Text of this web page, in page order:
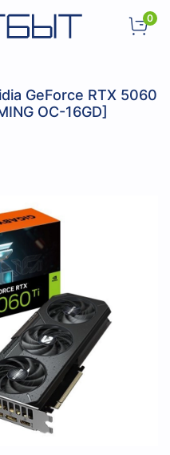
0
GeForce RTX 5060
OC-16GD]